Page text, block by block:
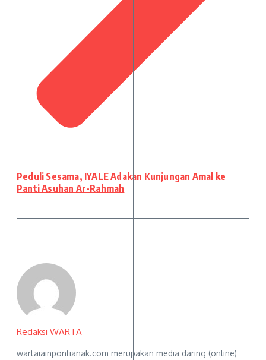
Peduli Sesama, IYALE Adakan Kunjungan Amal ke
Panti Asuhan Ar-Rahmah
Redaksi WARTA
wartaiainpontianak.com merupakan media daring (online)